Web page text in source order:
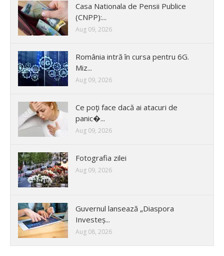
Casa Nationala de Pensii Publice
(CNPP):...
Aug 09, 2026
România intră în cursa pentru 6G.
Miz...
Aug 09, 2026
Ce poţi face dacă ai atacuri de
panic�...
Aug 09, 2026
Fotografia zilei
Aug 09, 2026
Guvernul lansează „Diaspora
Investeș...
Aug 08, 2026